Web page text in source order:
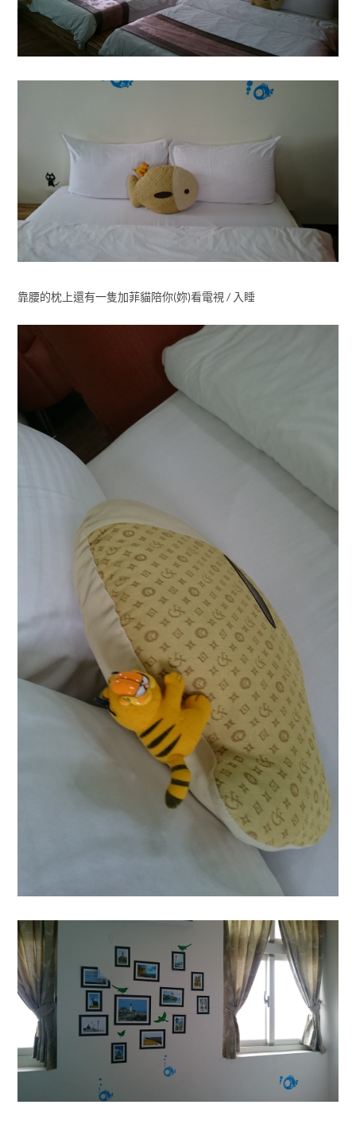
靠腰的枕上還有一隻加菲貓陪你(妳)看電視 / 入睡